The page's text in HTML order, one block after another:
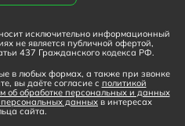
исключительно информационный
не является публичной офертой,
437 Гражданского кодекса РФ.
в любых формах, а также при звонке
вы даёте согласие с политикой
об обработке персональных и данных
персональных данных в интересах
сайта.